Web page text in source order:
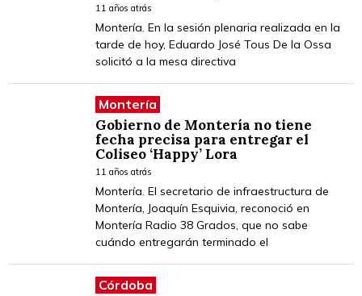
11 años atrás
Montería. En la sesión plenaria realizada en la
tarde de hoy, Eduardo José Tous De la Ossa
solicitó a la mesa directiva
Montería
Gobierno de Montería no tiene
fecha precisa para entregar el
Coliseo ‘Happy’ Lora
11 años atrás
Montería. El secretario de infraestructura de
Montería, Joaquín Esquivia, reconoció en
Montería Radio 38 Grados, que no sabe
cuándo entregarán terminado el
Córdoba